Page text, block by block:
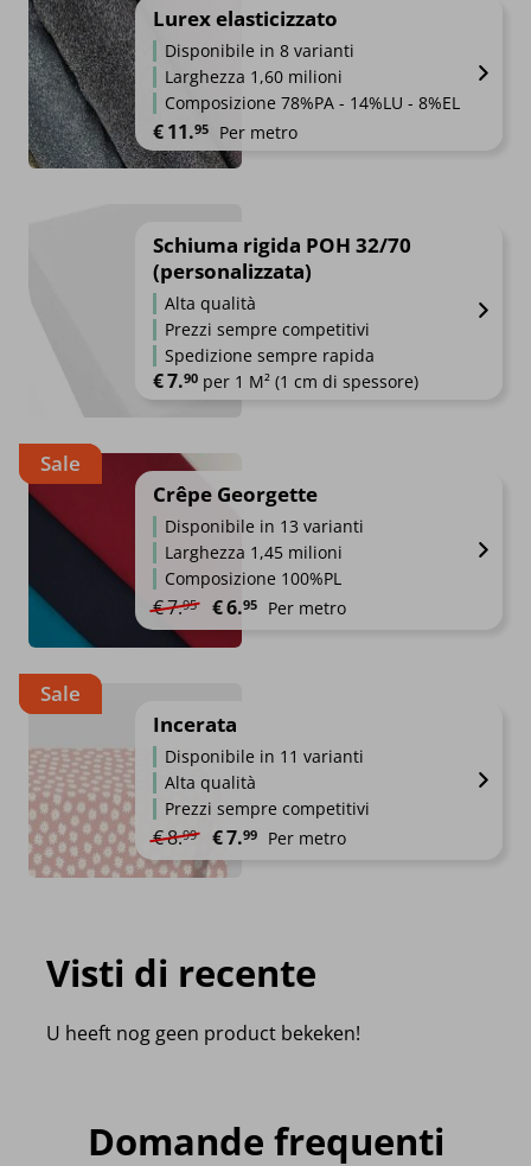
Lurex elasticizzato
Disponibile in 8 varianti
Larghezza 1,60 milioni
Composizione 78%PA - 14%LU - 8%EL
€11.95 Per metro
Schiuma rigida POH 32/70
(personalizzata)
Alta qualità
Prezzi sempre competitivi
Spedizione sempre rapida
€7.90 per 1 M² (1 cm di spessore)
Sale
Crêpe Georgette
Disponibile in 13 varianti
Larghezza 1,45 milioni
Composizione 100%PL
€7.95 Il prezzo originale era: €7.95.
€6.95 Il prezzo attuale è: €6.95.
Per metro
Sale
Incerata
Disponibile in 11 varianti
Alta qualità
Prezzi sempre competitivi
€8.99 Il prezzo originale era: €8.99.
€7.99 Il prezzo attuale è: €7.99.
Per metro
Visti di recente
U heeft nog geen product bekeken!
Domande frequenti